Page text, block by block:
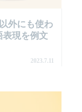
外にも使わ
表現を例文
2023.7.11